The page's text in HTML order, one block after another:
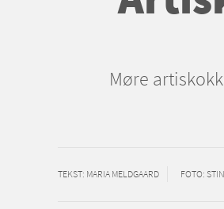
Møre
TEKST: MARIA MELDGAARD FOTO: